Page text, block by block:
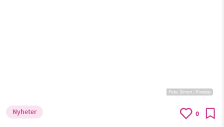
Foto:Simon / Pixabay
Nyheter 0